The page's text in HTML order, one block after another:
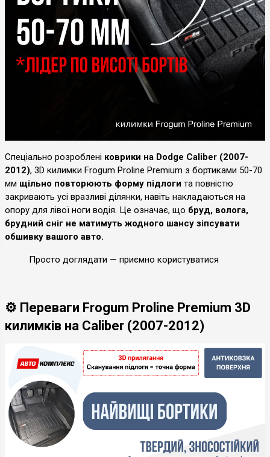
Спеціально розроблені коврики на Dodge Caliber (2007-
2012), 3D килимки Frogum Proline Premium з бортиками 50-70
мм щільно повторюють форму підлоги та повністю
закривають усі вразливі ділянки, навіть накладаються на
опору для лівої ноги водія. Це означає, що бруд, волога,
брудний сніг не матимуть жодного шансу зіпсувати
обшивку вашого авто.
Просто доглядати — приємно користуватися
⚙️ Переваги Frogum Proline Premium 3D
килимків на Caliber (2007-2012)